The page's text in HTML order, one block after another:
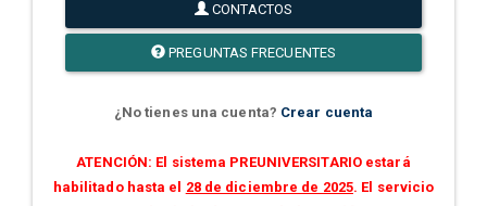
CONTACTOS
PREGUNTAS FRECUENTES
¿No tienes una cuenta? Crear cuenta
ATENCIÓN: El sistema PREUNIVERSITARIO estará
habilitado hasta el 28 de diciembre de 2025. El servicio